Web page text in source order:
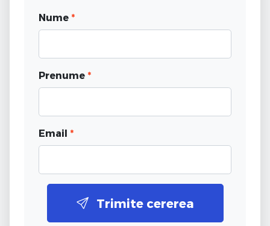
Nume *
Prenume *
Email *
Trimite cererea